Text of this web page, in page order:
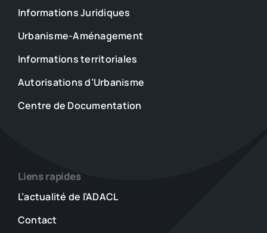
Informations Juridiques
Urbanisme-Aménagement
Informations territoriales
Autorisations d’Urbanisme
Centre de Documentation
Liens rapides
L’actualité de l’ADACL
Contact